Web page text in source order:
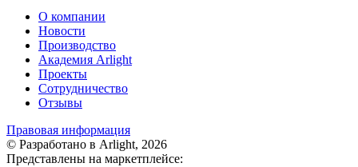
О компании
Новости
Производство
Академия Arlight
Проекты
Сотрудничество
Отзывы
Правовая информация
© Разработано в Arlight, 2026
Представлены на маркетплейсе: